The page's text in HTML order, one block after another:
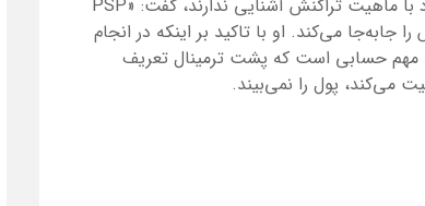
، مدیر واحد ارتباطات این شرکت با بیان اینکه این افراد با ماهیت تراکنش آشنایی ندارند، گفت: «PSP
جابه‌جا می‌کند. او با تاکید بر اینکه در انجام
مهم حسابی است که پشت ترمینال تعریف
می‌کند، پول را نمی‌بیند.